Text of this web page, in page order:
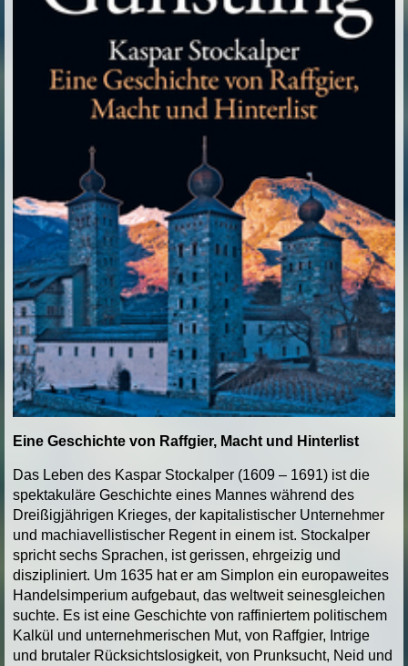
Eine Geschichte von Raffgier, Macht und Hinterlist
Das Leben des Kaspar Stockalper (1609 – 1691) ist die
spektakuläre Geschichte eines Mannes während des
Dreißigjährigen Krieges, der kapitalistischer Unternehmer
und machiavellistischer Regent in einem ist. Stockalper
spricht sechs Sprachen, ist gerissen, ehrgeizig und
diszipliniert. Um 1635 hat er am Simplon ein europaweites
Handelsimperium aufgebaut, das weltweit seinesgleichen
suchte. Es ist eine Geschichte von raffiniertem politischem
Kalkül und unternehmerischen Mut, von Raffgier, Intrige
und brutaler Rücksichtslosigkeit, von Prunksucht, Neid und